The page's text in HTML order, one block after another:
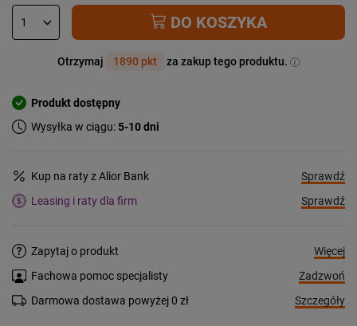
DO KOSZYKA
Otrzymaj 1890 pkt za zakup tego produktu.
Produkt dostępny
Wysyłka w ciągu:5-10 dni
Kup na raty z Alior Bank
Sprawdź
Leasing i raty dla firm
Sprawdź
Zapytaj o produkt
Więcej
Fachowa pomoc specjalisty
Zadzwoń
Darmowa dostawa powyżej 0 zł
Szczegóły